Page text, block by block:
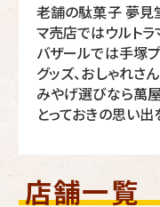
老舗の駄菓子 夢見
マ売店ではウルトラ
バザールでは手塚
グッズ、おしゃれさ
みやげ選びなら萬
とっておきの思い出
店舗一覧